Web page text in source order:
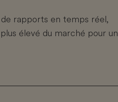
rapports en temps réel,
élevé du marché pour un